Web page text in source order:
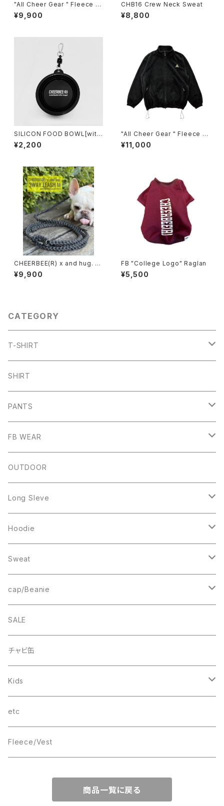
"All Cheer Gear " Fleece P
ANTS
¥9,900
CHB16 Crew Neck Sweat
¥8,800
SILICON FOOD BOWL[with
MAGNET RELEASER]
¥2,200
"All Cheer Gear " Fleece J
ACKET
¥11,000
CHEERBEE(R) x and hug. 多
機能リード M [CHEERBEE(R)
別注]
¥9,900
FB "College Logo" Raglan
¥5,500
CATEGORY
T-SHIRT
ARCH
CHB
HW
IZUTAMA
SHIRT
PANTS
SHORT PANTS
NY PANTS
FB WEAR
Raglan Tee
Mesh Tanktop
Sweat
Fleece
Smock
FB CAP
OUTDOOR
Long Sleve
Square Logo
1st ARCH
cheer
bee(r)
Smile
THINGS
wave
Box Logo
Hoodie
College Logo
Square Logo
Box Logo
Sweat
College Logo
Box Logo
“C”
cap/Beanie
Wappen Beanie
SALE
チャビ缶
Kids
T-SHIRT
etc
Fleece/Vest
商品一覧に戻る